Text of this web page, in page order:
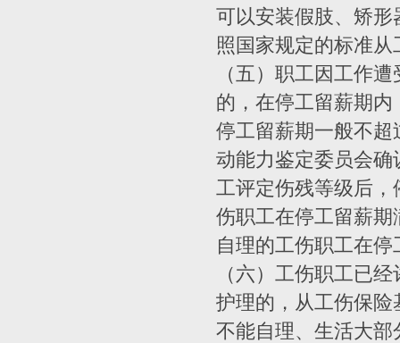
可以安装假肢、矫
照国家规定的标准
（五）职工因工作
的，在停工留薪期
停工留薪期一般不
动能力鉴定委员会
工评定伤残等级后
伤职工在停工留薪
自理的工伤职工在
（六）工伤职工已
护理的，从工伤保
不能自理、生活大